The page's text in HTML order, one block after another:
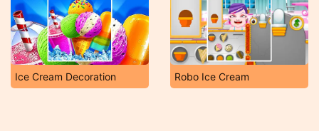
Ice Cream Decoration Robo Ice Cream